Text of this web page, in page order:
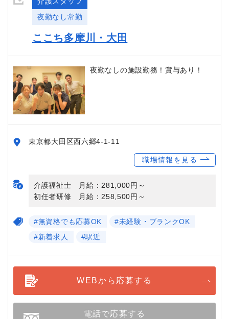
夜勤なし常勤
ここち多摩川・大田
夜勤なしの施設勤務！賞与あり！
東京都大田区西六郷4-1-11
職場情報を見る
介護福祉士 月給：281,000円～
初任者研修 月給：258,500円～
#無資格でも応募OK
#未経験・ブランクOK
#新着求人
#駅近
WEBから応募する
電話で応募する